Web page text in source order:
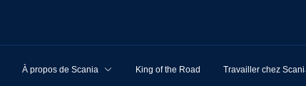
À propos de Scania King of the Road Travailler chez Scania